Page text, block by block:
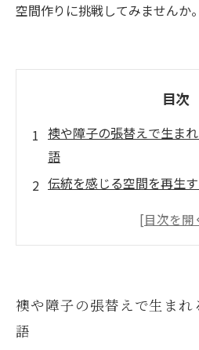
空間作りに挑戦してみませんか。
目次
襖や障子の張替えで生ま
語
伝統を感じる空間を再生
古い襖や障子をどう活か
張替え実例：一つの部屋
襖や障子の張替えで生ま
語